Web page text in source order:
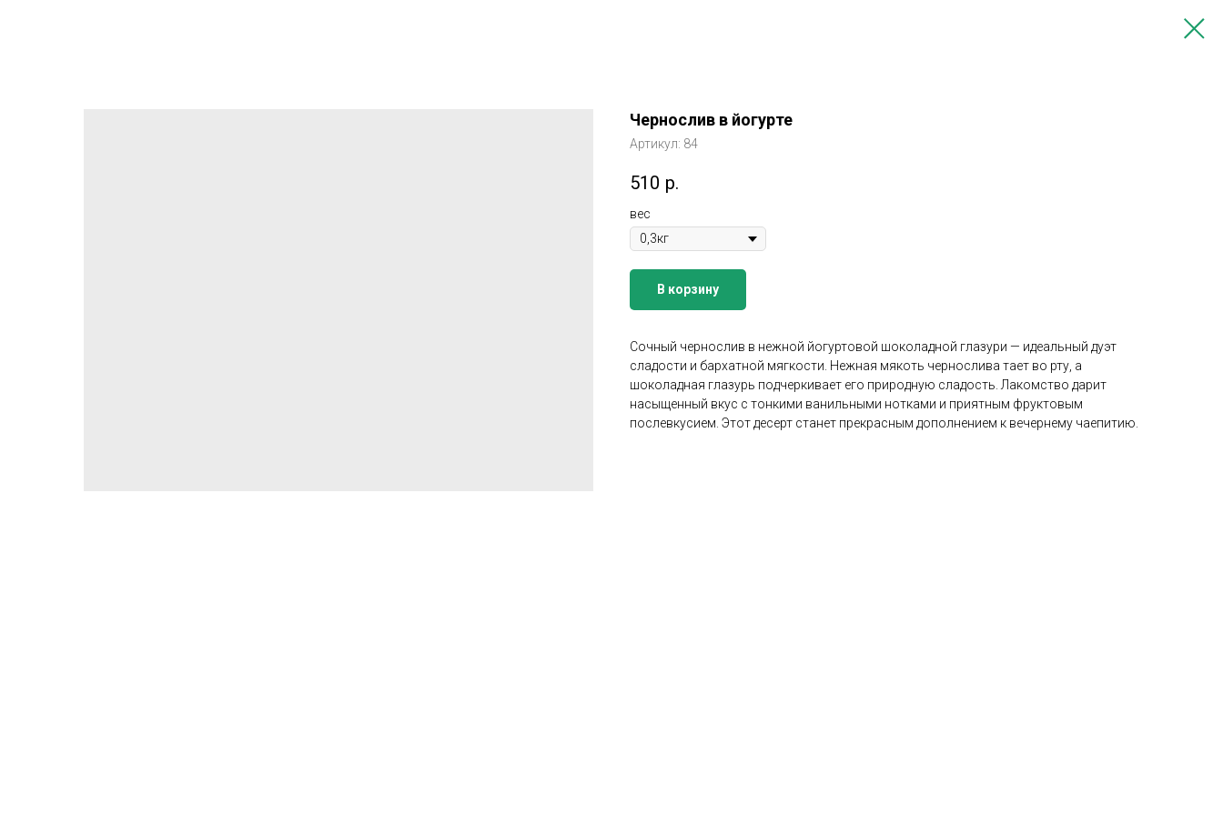
Чернослив в йогурте
Артикул: 84
510 р.
вес
В корзину
Сочный чернослив в нежной йогуртовой шоколадной глазури — идеальный дуэт
сладости и бархатной мягкости. Нежная мякоть чернослива тает во рту, а
шоколадная глазурь подчеркивает его природную сладость. Лакомство дарит
насыщенный вкус с тонкими ванильными нотками и приятным фруктовым
послевкусием. Этот десерт станет прекрасным дополнением к вечернему чаепитию.